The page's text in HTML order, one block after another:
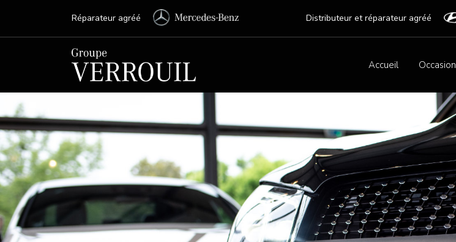
Réparateur agréé Distributeur et réparateur agréé
Accueil Occasion